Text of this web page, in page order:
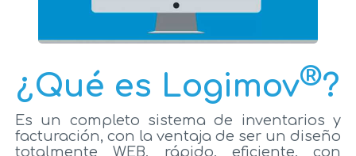
¿Qué es Logimov®?
Es un completo sistema de inventarios y
facturación, con la ventaja de ser un diseño
totalmente WEB, rápido, eficiente, con